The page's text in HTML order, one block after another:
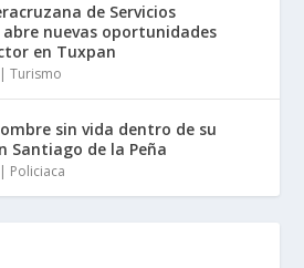
de Servicios
nuevas oportunidades
en Tuxpan
|Turismo
sin vida dentro de su
Santiago de la Peña
Policiaca